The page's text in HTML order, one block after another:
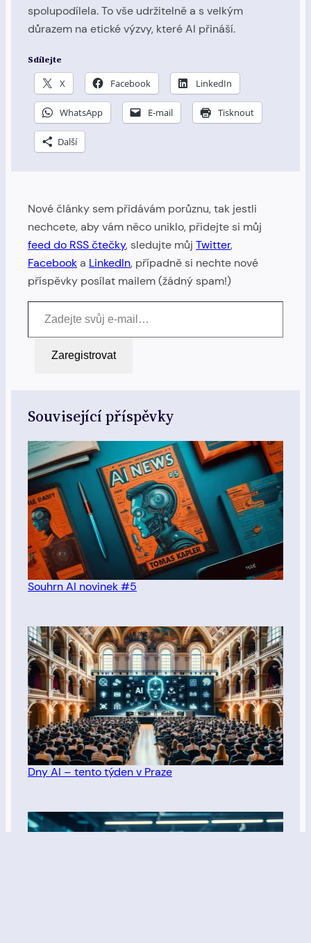
spolupodílela. To vše udržitelně a s velkým
důrazem na etické výzvy, které AI přináší.
Sdílejte
X Facebook LinkedIn
WhatsApp E-mail Tisknout
Další
Nové články sem přidávám porůznu, tak jestli
nechcete, aby vám něco uniklo, přidejte si můj
feed do RSS čtečky, sledujte můj Twitter,
Facebooka LinkedIn, případně si nechte nové
příspěvky posílat mailem (žádný spam!)
Zadejte svůj e-mail…
Zaregistrovat
Související příspěvky
Souhrn AI novinek #5
Dny AI – tento týden v Praze